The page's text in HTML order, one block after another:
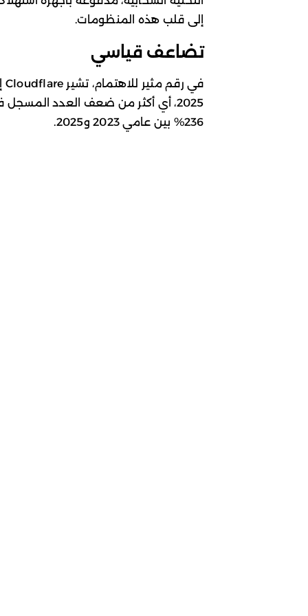
إلى قلب هذه المنظومات.
تضاعف قياسي
2025، أي أكثر من ضعف العدد
236% بين عامي 2023 و2025.